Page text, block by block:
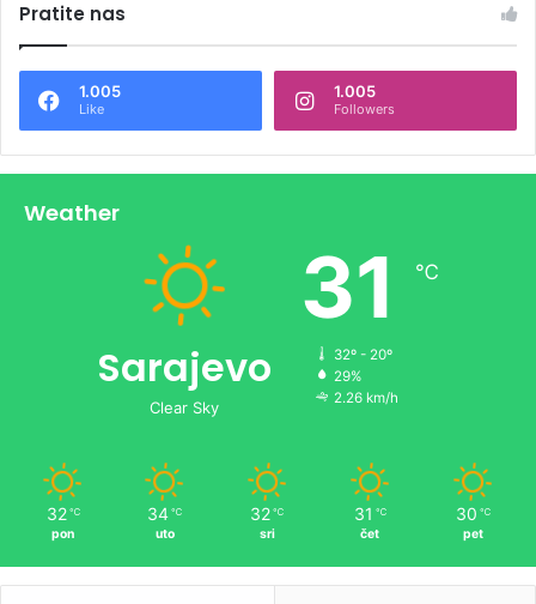
Pratite nas
1.005
Like
1.005
Followers
Weather
Sarajevo
Clear Sky
31 ℃
32º - 20º
29%
2.26 km/h
32 ℃
pon
34 ℃
uto
32 ℃
sri
31 ℃
čet
30 ℃
pet